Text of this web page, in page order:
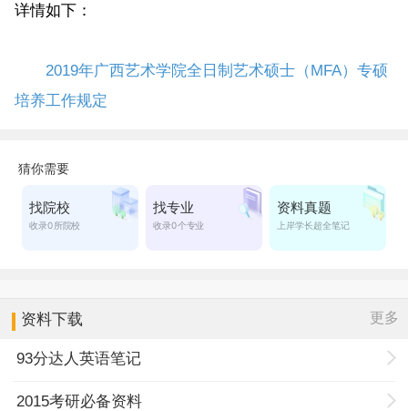
详情如下：
2019年广西艺术学院全日制艺术硕士（MFA）专硕
培养工作规定
资料下载 更多
93分达人英语笔记
2015考研必备资料